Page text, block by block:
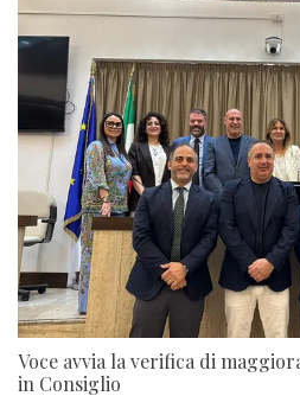
Voce avvia la verifica di
in Consiglio